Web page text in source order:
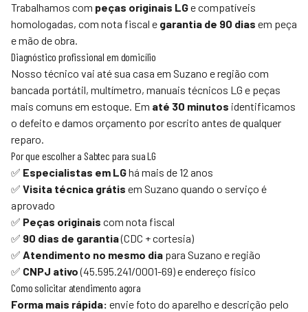
Trabalhamos com peças originais LGe compatíveis
homologadas, com nota fiscal e garantia de 90 dias em peça
e mão de obra.
Diagnóstico profissional em domicílio
Nosso técnico vai até sua casa em Suzano e região com
bancada portátil, multímetro, manuais técnicos LG e peças
mais comuns em estoque. Em até 30 minutos identificamos
o defeito e damos orçamento por escrito antes de qualquer
reparo.
Por que escolher a Sabtec para sua LG
✅ Especialistas em LGhá mais de 12 anos
✅ Visita técnica grátis em Suzano quando o serviço é
aprovado
✅ Peças originais com nota fiscal
✅ 90 dias de garantia(CDC + cortesia)
✅ Atendimento no mesmo dia para Suzano e região
✅ CNPJ ativo(45.595.241/0001-69) e endereço físico
Como solicitar atendimento agora
Forma mais rápida: envie foto do aparelho e descrição pelo